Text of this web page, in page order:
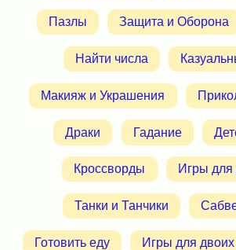
Пазлы Защита и Оборона
Найти числа
Макияж и Украшения
Драки Гадание
Кроссворды Игры для
Танки и Танчики
Готовить еду Игры для двоих